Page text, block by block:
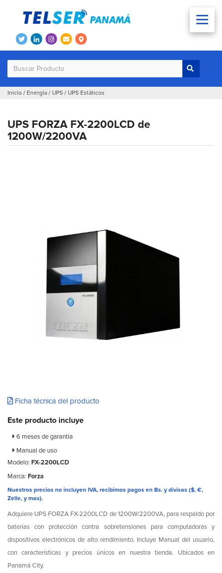
Inicio / Energía / UPS / UPS Estáticos
UPS FORZA FX-2200LCD de
1200W/2200VA
Ficha técnica del producto
Este producto incluye
6 meses de garantia
Manual de uso
Modelo: FX-2200LCD
Marca: Forza
Nuestros precios no incluyen IVA, recibimos pagos en Bs. y divisas ($, €,
Zelle, y mas).
Adquiere UPS FORZA FX-2200LCD de 1200W/2200VA, para respaldo por
baterías con protección contra sobretensiones para computadoras y
dispositivos electrónicos de alto rendimiento. Incluye Manual del usuario,
con características y precios únicos en nuestra tienda. Ubicados en
Panamá City.